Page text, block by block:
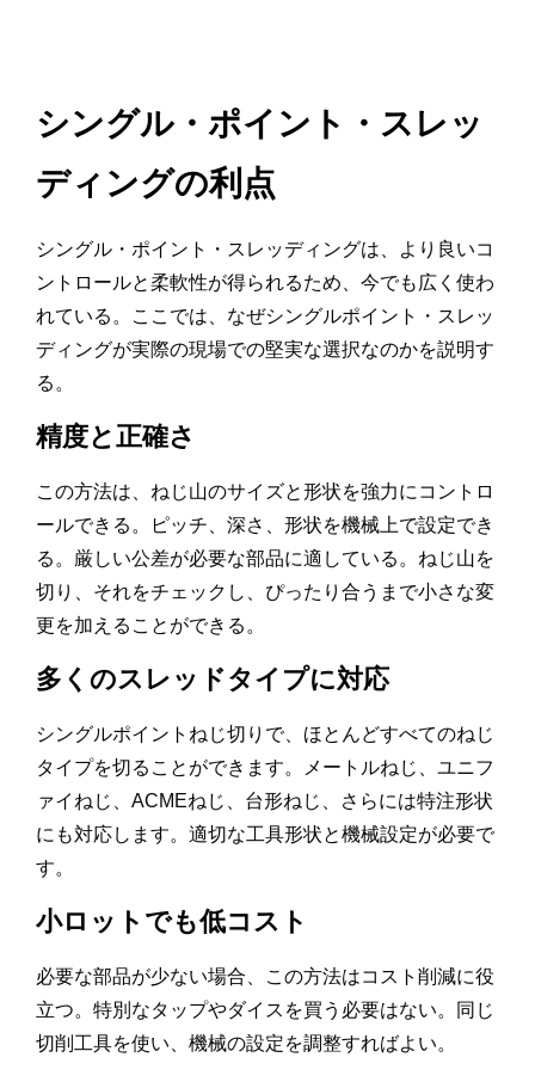
シングル・ポイント・スレッ
ディングの利点
シングル・ポイント・スレッディングは、より良いコ
ントロールと柔軟性が得られるため、今でも広く使わ
れている。ここでは、なぜシングルポイント・スレッ
ディングが実際の現場での堅実な選択なのかを説明す
る。
精度と正確さ
この方法は、ねじ山のサイズと形状を強力にコントロ
ールできる。ピッチ、深さ、形状を機械上で設定でき
る。厳しい公差が必要な部品に適している。ねじ山を
切り、それをチェックし、ぴったり合うまで小さな変
更を加えることができる。
多くのスレッドタイプに対応
シングルポイントねじ切りで、ほとんどすべてのねじ
タイプを切ることができます。メートルねじ、ユニフ
ァイねじ、ACMEねじ、台形ねじ、さらには特注形状
にも対応します。適切な工具形状と機械設定が必要で
す。
小ロットでも低コスト
必要な部品が少ない場合、この方法はコスト削減に役
立つ。特別なタップやダイスを買う必要はない。同じ
切削工具を使い、機械の設定を調整すればよい。